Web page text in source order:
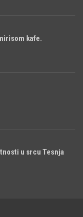
kafe.
u srcu Tesnja